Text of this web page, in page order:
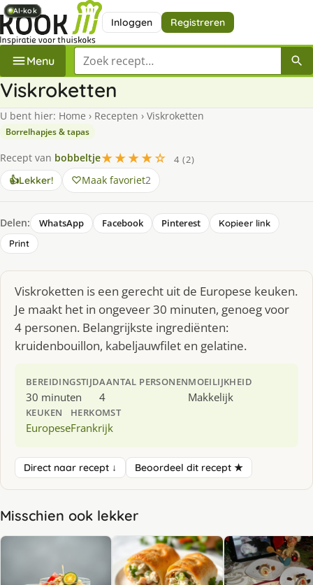
Inloggen Registreren
Menu Zoek een recept
Viskroketten
U bent hier: Home › Recepten › Viskroketten
Borrelhapjes & tapas
Recept van bobbeltje★★★★☆
4 (2)
👍Lekker! Maak favoriet2
Delen: WhatsApp Facebook Pinterest
Kopieer link
Print
Viskroketten is een gerecht uit de Europese keuken.
Je maakt het in ongeveer 30 minuten, genoeg voor
4 personen. Belangrijkste ingrediënten:
kruidenbouillon, kabeljauwfilet en gelatine.
BEREIDINGSTIJD
30 minuten
AANTAL PERSONEN
4
MOEILIJKHEID
Makkelijk
KEUKEN
Europese
HERKOMST
Frankrijk
Direct naar recept ↓ Beoordeel dit recept ★
Misschien ook lekker
AI-kok
AI-kok
AI-kok
AI-kok
AI-kok